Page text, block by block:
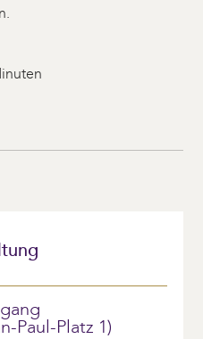
Paul-Platz 1)